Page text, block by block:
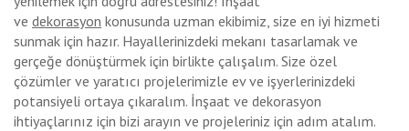
ve dekorasyon konusunda uzman ekibimiz, size en iyi hizmeti
sunmak için hazır. Hayallerinizdeki mekanı tasarlamak ve
gerçeğe dönüştürmek için birlikte çalışalım. Size özel
çözümler ve yaratıcı projelerimizle ev ve işyerlerinizdeki
potansiyeli ortaya çıkaralım. İnşaat ve dekorasyon
ihtiyaçlarınız için bizi arayın ve projeleriniz için adım atalım.